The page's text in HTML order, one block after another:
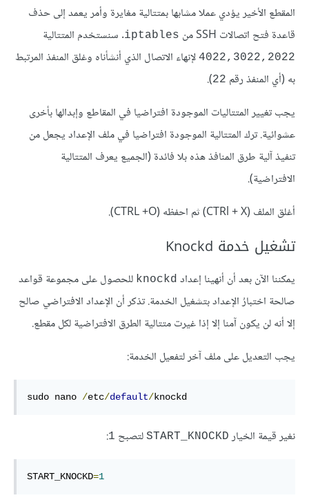
المقطع الأخير يؤدي عملا مشابها بمتتالية مغايرة وأمر يعمد إلى حذف
قاعدة فتح اتصالات SSH من
iptables. سنستخدم المتتالية
4022,3022,2022 لإنهاء الاتصال الذي أنشأناه وغلق المنفذ المرتبط
به (أي المنفذ رقم 22
).
يجب تغيير المتتاليات الموجودة افتراضيا في المقاطع وإبدالها بأخرى
عشوائية. ترك المتتالية الموجودة افتراضيا في ملف الإعداد يجعل من
تنفيذ آلية طرق المنافذ هذه بلا فائدة (الجميع يعرف المتتالية
الافتراضية).
أغلق الملف (CTRl + X) ثم احفظه (CTRL +O).
تشغيل خدمة Knockd
يمكننا الآن بعد أن أنهينا إعداد knockd للحصول على مجموعة قواعد
صالحة اختبارُ الإعداد بتشغيل الخدمة. تذكر أن الإعداد الافتراضي صالح
إلا أنه لن يكون آمنا إلا إذا غيرت متتالية الطرق الافتراضية لكل مقطع.
يجب التعديل على ملف آخر لتفعيل الخدمة:
sudo nano /etc/default/knockd
نغير قيمة الخيار START_KNOCKD لتصبح 1
:
START_KNOCKD=1